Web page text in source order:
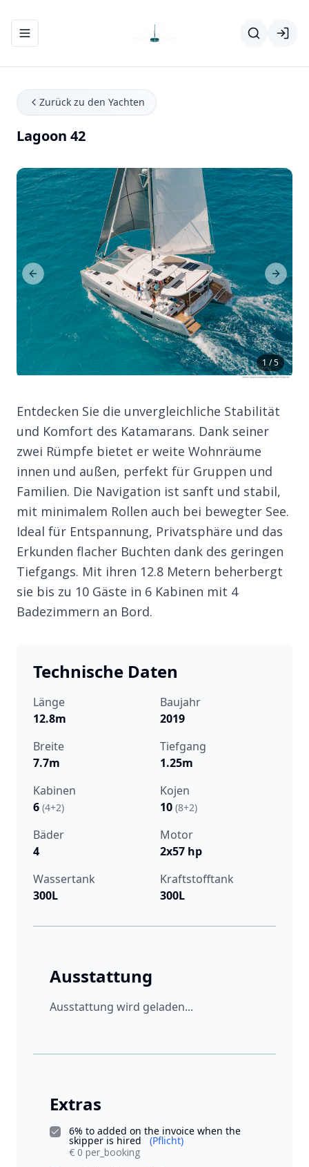
Navigationsmenü ein-/ausblenden
Zurück zu den Yachten
Lagoon 42
1 / 5
Previous Slide Next
Entdecken Sie die unvergleichliche Stabilität
und Komfort des Katamarans. Dank seiner
zwei Rümpfe bietet er weite Wohnräume
innen und außen, perfekt für Gruppen und
Familien. Die Navigation ist sanft und stabil,
mit minimalem Rollen auch bei bewegter See.
Ideal für Entspannung, Privatsphäre und das
Erkunden flacher Buchten dank des geringen
Tiefgangs. Mit ihren 12.8 Metern beherbergt
sie bis zu 10 Gäste in 6 Kabinen mit 4
Badezimmern an Bord.
Technische Daten
Länge
12.8m
Baujahr
2019
Breite
7.7m
Tiefgang
1.25m
Kabinen
6 (4+2)
Kojen
10 (8+2)
Bäder
4
Motor
2x57 hp
Wassertank
300L
Kraftstofftank
300L
Ausstattung
Ausstattung wird geladen...
Extras
6% to added on the invoice when the
skipper is hired
(Pflicht)
€ 0 per_booking